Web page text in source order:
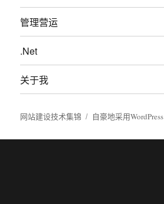
管理营运
.Net
关于我
网站建设技术集锦 自豪地采用WordPress